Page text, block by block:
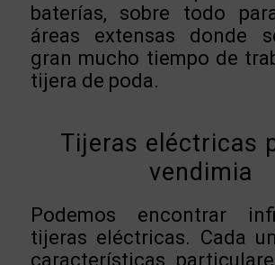
baterías, sobre todo
áreas extensas donde
gran mucho tiempo de
tijera de poda.
Tijeras eléctricas
vendimia
Podemos encontrar
tijeras eléctricas. Cada
características